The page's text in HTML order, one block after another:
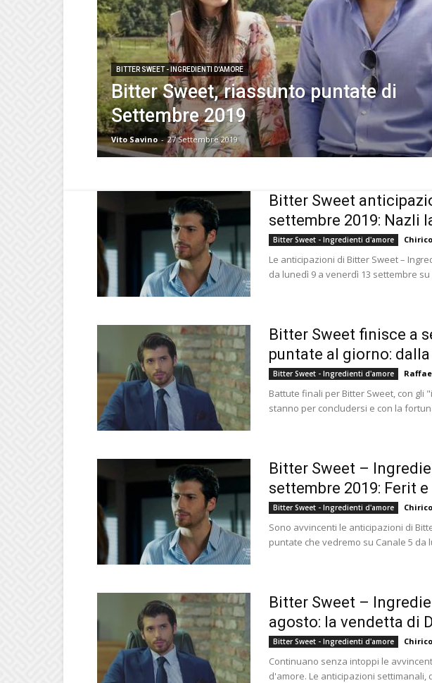
BITTER SWEET - INGREDIENTI D'AMORE
Bitter Sweet, riassunto puntate di
Settembre 2019
Vito Savino - 27 Settembre 2019
Bitter Sweet
settembre 2019: Nazli
Bitter Sweet - Ingredienti d'amore Chirico
Le anticipazioni di Bitter Sweet –
da lunedì 9 a venerdì 13 settembre su
Bitter Sweet finisce a
puntate al giorno:
Bitter Sweet - Ingredienti d'amore
Battute finali per Bitter Sweet, con gli
stanno per concludersi e con la
Bitter Sweet –
settembre 2019: Ferit
Bitter Sweet - Ingredienti d'amore Chirico
Sono avvincenti le anticipazioni di
puntate che vedremo su Canale 5 da
Bitter Sweet –
agosto: la vendetta di
Bitter Sweet - Ingredienti d'amore Chirico
Continuano senza intoppi le
d'amore. Le anticipazioni settimanali,